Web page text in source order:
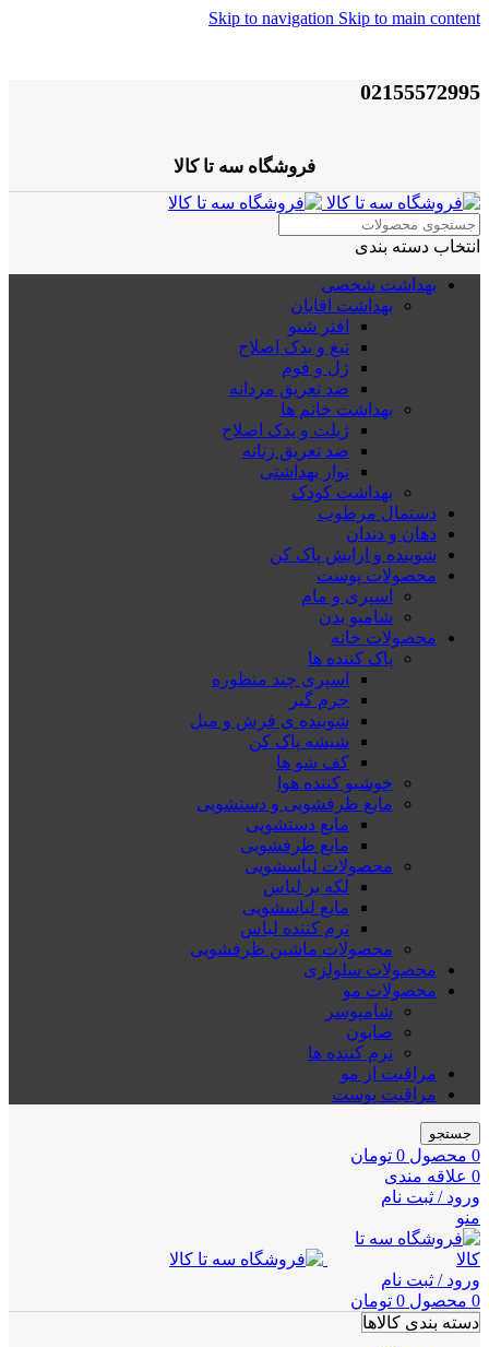
Skip to navigation Skip to main content
02155572995
فروشگاه سه تا کالا
انتخاب دسته بندی
بهداشت شخصی
بهداشت اقایان
افتر شیو
تیغ و یدک اصلاح
ژل و فوم
ضد تعریق مردانه
بهداشت خانم ها
ژیلت و یدک اصلاح
ضد تعریق زنانه
نوار بهداشتی
بهداشت کودک
دستمال مرطوب
دهان و دندان
شوینده و ارایش پاک کن
محصولات پوست
اسپری و مام
شامپو بدن
محصولات خانه
پاک کننده ها
اسپری چند منظوره
جرم گیر
شوینده ی فرش و مبل
شیشه پاک کن
کف شو ها
خوشبو کننده هوا
مایع ظرفشویی و دستشویی
مایع دستشویی
مایع ظرفشویی
محصولات لباسشویی
لکه بر لباس
مایع لباسشویی
نرم کننده لباس
محصولات ماشین ظرفشویی
محصولات سلولزی
محصولات مو
شامپوسر
صابون
نرم کننده ها
مراقبت از مو
مراقبت پوست
جستجو
0 محصول 0 تومان
0 علاقه مندی
ورود / ثبت نام
منو
ورود / ثبت نام
0 محصول 0 تومان
دسته بندی کالاها